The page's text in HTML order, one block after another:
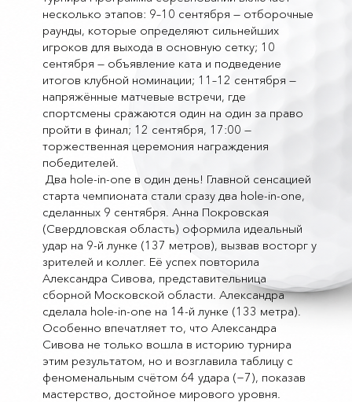
несколько этапов: 9–10 сентября — отборочные
раунды, которые определяют сильнейших
игроков для выхода в основную сетку; 10
сентября — объявление ката и подведение
итогов клубной номинации; 11–12 сентября —
напряжённые матчевые встречи, где
спортсмены сражаются один на один за право
пройти в финал; 12 сентября, 17:00 —
торжественная церемония награждения
победителей.
Два hole-in-one в один день! Главной сенсацией
старта чемпионата стали сразу два hole-in-one,
сделанных 9 сентября. Анна Покровская
(Свердловская область) оформила идеальный
удар на 9-й лунке (137 метров), вызвав восторг у
зрителей и коллег. Её успех повторила
Александра Сивова, представительница
сборной Московской области. Александра
сделала hole-in-one на 14-й лунке (133 метра).
Особенно впечатляет то, что Александра
Сивова не только вошла в историю турнира
этим результатом, но и возглавила таблицу с
феноменальным счётом 64 удара (−7), показав
мастерство, достойное мирового уровня.